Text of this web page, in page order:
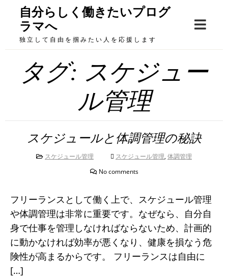
content
自分らしく働きたいプログ
ラマへ
独立して自由を掴みたい人を応援します
タグ: スケジュー
ル管理
スケジュールと体調管理の秘訣
スケジュール管理 スケジュール管理, 体調管理
No comments
フリーランスとして働く上で、スケジュール管理
や体調管理は非常に重要です。なぜなら、自分自
身で仕事を管理しなければならないため、計画的
に動かなければ効率が悪くなり、健康を損なう危
険性が高まるからです。 フリーランスは自由に
[…]